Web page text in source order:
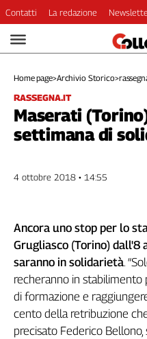
Video
Dirette
Longform
Copertine
Economia
Ambiente
Italia
Internazionale
Culture
Categorie
Filcams
Filctem
Contatti La redazione
Home page>Archivio Storico>
RASSEGNA.IT
Maserati
settimana di
4 ottobre 2018 • 14:55
Ancora uno stop per lo
Grugliasco (Torino) dall'8
saranno in solidarietà.
recheranno in
di formazione e
cento della retribuzione
precisato Federico